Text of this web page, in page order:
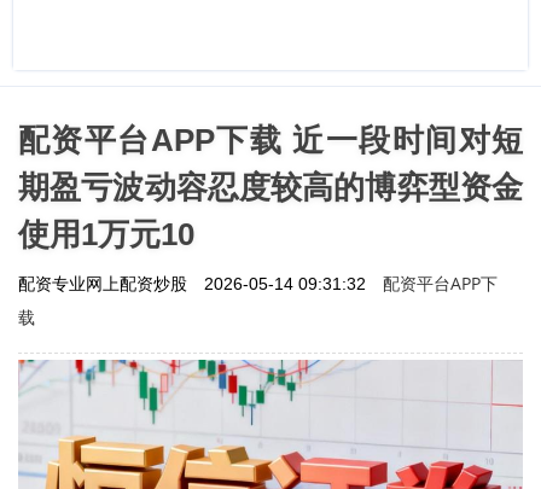
配资平台APP下载 近一段时间对短
期盈亏波动容忍度较高的博弈型资金
使用1万元10
配资专业网上配资炒股 2026-05-14 09:31:32
配资平台APP下
载